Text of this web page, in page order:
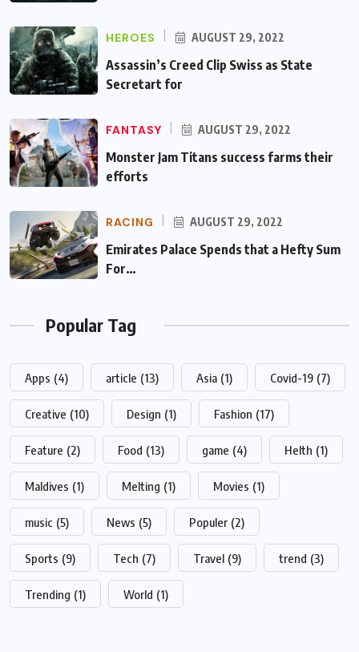
HEROES AUGUST 29, 2022
Assassin’s Creed Clip Swiss as State
Secretart for
FANTASY AUGUST 29, 2022
Monster Jam Titans success farms their
efforts
RACING AUGUST 29, 2022
Emirates Palace Spends that a Hefty Sum
For…
Popular Tag
Apps (4) article (13) Asia (1) Covid-19 (7)
Creative (10) Design (1) Fashion (17)
Feature (2) Food (13) game (4) Helth (1)
Maldives (1) Melting (1) Movies (1)
music (5) News (5) Populer (2)
Sports (9) Tech (7) Travel (9) trend (3)
Trending (1) World (1)